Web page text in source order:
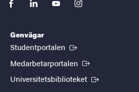
facebooklinkedinyoutubeinstagram
Genvägar
Studentportalen (Extern länk)
Medarbetarportalen (Extern länk)
Universitetsbiblioteket (Extern länk)